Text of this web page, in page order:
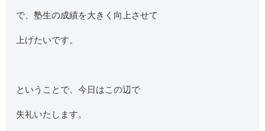
で、塾生の成績を大きく向上させて
上げたいです。
ということで、今日はこの辺で
失礼いたします。